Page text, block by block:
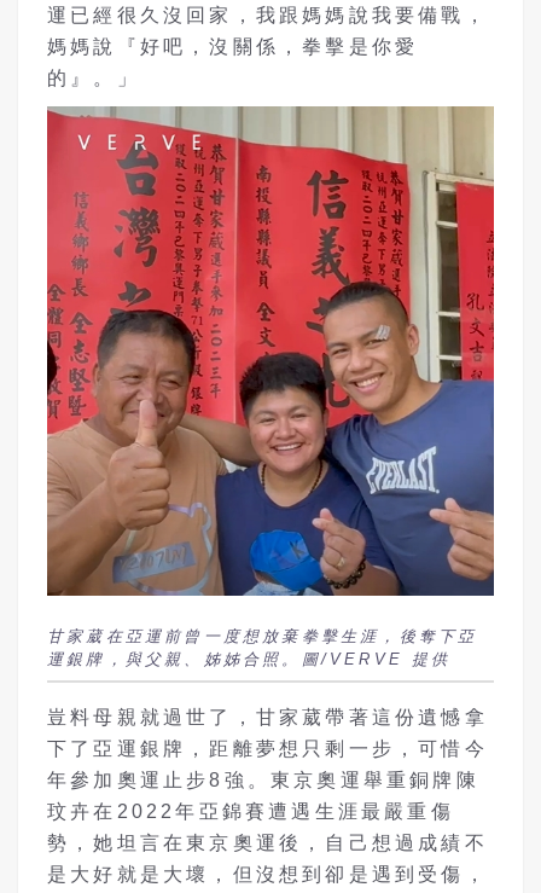
運已經很久沒回家，我跟媽媽說我要備戰，
媽媽說『好吧，沒關係，拳擊是你愛
的』。」
甘家葳在亞運前曾一度想放棄拳擊生涯，後奪下亞
運銀牌，與父親、姊姊合照。圖/VERVE 提供
豈料母親就過世了，甘家葳帶著這份遺憾拿
下了亞運銀牌，距離夢想只剩一步，可惜今
年參加奧運止步8強。東京奧運舉重銅牌陳
玟卉在2022年亞錦賽遭遇生涯最嚴重傷
勢，她坦言在東京奧運後，自己想過成績不
是大好就是大壞，但沒想到卻是遇到受傷，